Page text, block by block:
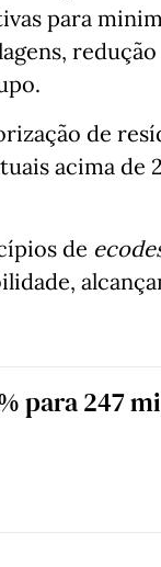
para
de
acima de
de
para 247